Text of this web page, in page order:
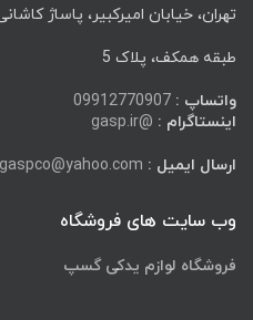
تهران، خیابان امیرکبیر، پاساژ
طبقه همکف، پلاک 5
واتساپ : 09912770907
اینستاگرام : @gasp.ir
ارسال ایمیل : gaspco@yahoo.com
وب سایت های فروشگاه
فروشگاه لوازم یدکی گسپ